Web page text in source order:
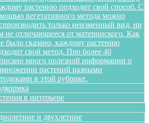
растению подходит свой способ. С
вегетативного метода можно
только неизменный вид, ни
не отличающееся от материнского. Как
было сказано, каждому растению
свой метод. Про более 40
много полезной информации о
растений разными
в этой рубрике.
в интерьере
и двухлетние